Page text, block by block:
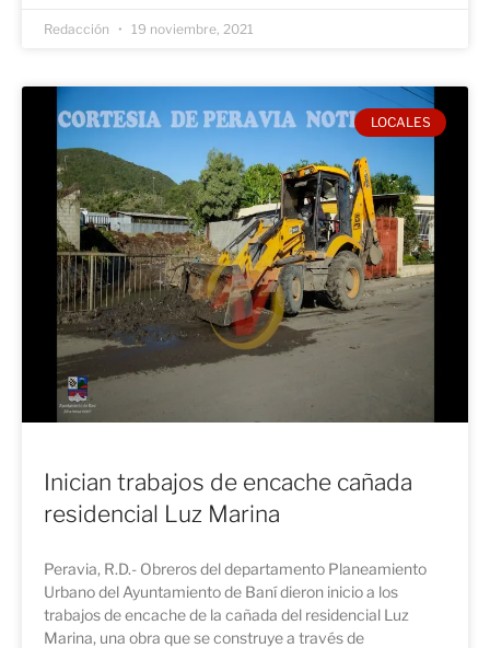
Redacción 19 noviembre, 2021
LOCALES
Inician trabajos de encache cañada
residencial Luz Marina
Peravia, R.D.- Obreros del departamento Planeamiento
Urbano del Ayuntamiento de Baní dieron inicio a los
trabajos de encache de la cañada del residencial Luz
Marina, una obra que se construye a través de